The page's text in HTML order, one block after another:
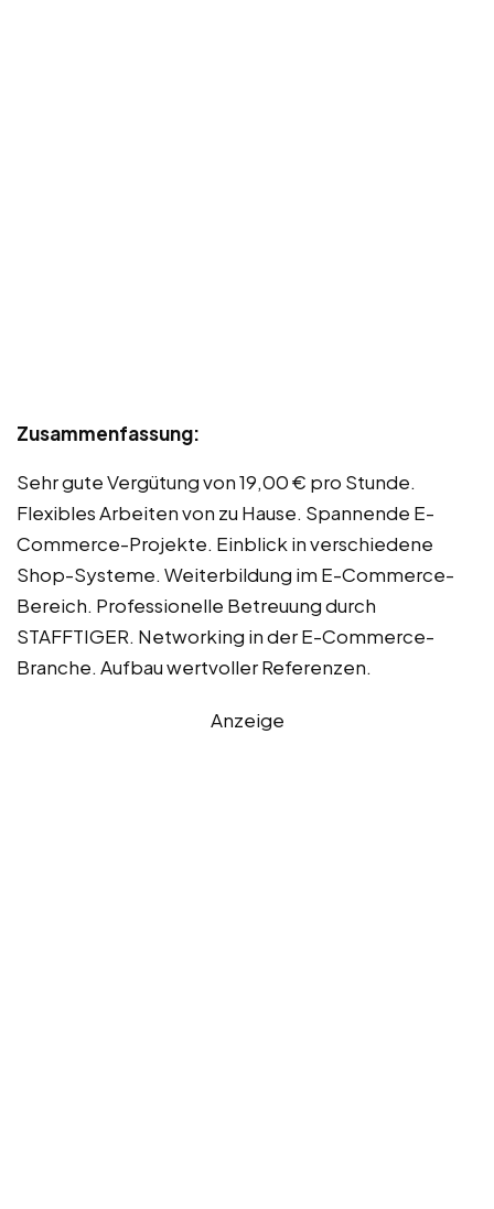
Zusammenfassung:
Sehr gute Vergütung von 19,00 € pro Stunde.
Flexibles Arbeiten von zu Hause. Spannende E-
Commerce-Projekte. Einblick in verschiedene
Shop-Systeme. Weiterbildung im E-Commerce-
Bereich. Professionelle Betreuung durch
STAFFTIGER. Networking in der E-Commerce-
Branche. Aufbau wertvoller Referenzen.
Anzeige